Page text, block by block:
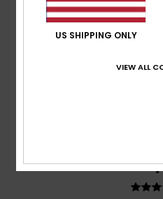
5
US SHIPPING ONLY
VIEW ALL